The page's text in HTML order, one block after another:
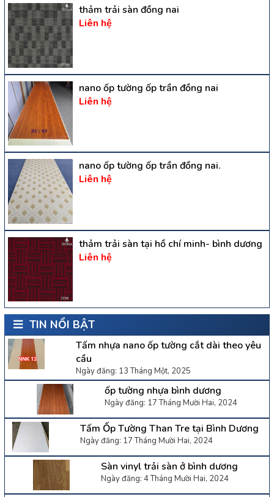
thảm trải sàn đồng nai
Liên hệ
nano ốp tường ốp trần đồng nai
Liên hệ
nano ốp tường ốp trần đồng nai.
Liên hệ
thảm trải sàn tại hồ chí minh- bình dương
Liên hệ
TIN NỔI BẬT
Tấm nhựa nano ốp tường cắt dài theo yêu
cầu
Ngày đăng: 13 Tháng Một, 2025
ốp tường nhựa bình dương
Ngày đăng: 17 Tháng Mười Hai, 2024
Tấm Ốp Tường Than Tre tại Bình Dương
Ngày đăng: 17 Tháng Mười Hai, 2024
Sàn vinyl trải sàn ở bình dương
Ngày đăng: 4 Tháng Mười Hai, 2024